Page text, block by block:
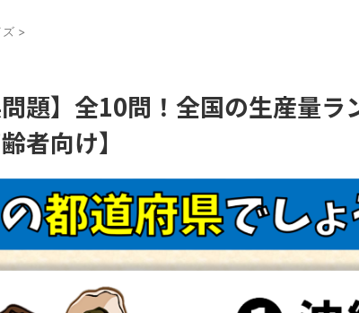
ズ >
問題】全10問！全国の生産量ラ
者向け】